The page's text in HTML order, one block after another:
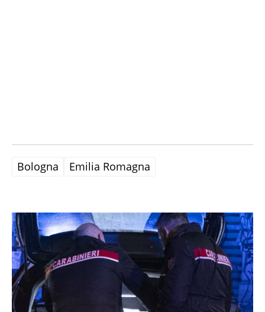
Bologna Emilia Romagna